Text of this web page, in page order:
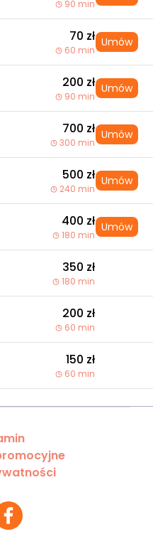
90 min
70 zł
60 min
Umów
200 zł
90 min
Umów
700 zł
300 min
Umów
500 zł
240 min
Umów
400 zł
180 min
Umów
350 zł
180 min
200 zł
60 min
150 zł
60 min